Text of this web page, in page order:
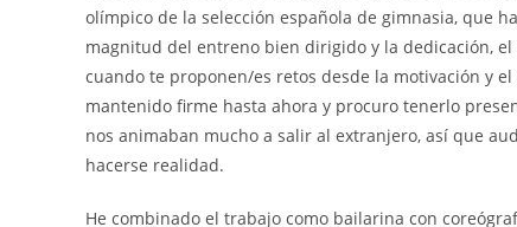
olímpico de la selección española de gimnasia, que
magnitud del entreno bien dirigido y la dedicación,
cuando te proponen/es retos desde la motivación y
mantenido firme hasta ahora y procuro tenerlo
nos animaban mucho a salir al extranjero, así que
hacerse realidad.
He combinado el trabajo como bailarina con